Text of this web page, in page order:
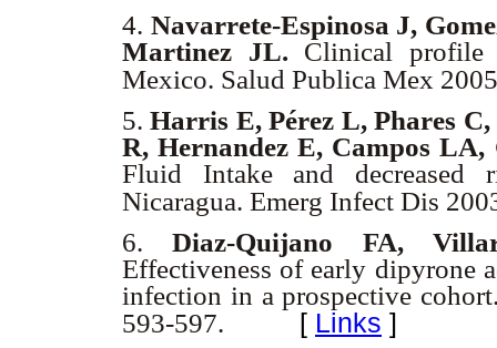
4. Navarrete-Espinosa J,
Martinez JL. Clinical profile
Mexico. Salud Publica Mex
5.Harris E, Pérez L, Phares
R, Hernandez E, Campos
Fluid Intake and decreased
Nicaragua. Emerg Infect Dis
6.Diaz-Quijano FA,
Effectiveness of early dipyrone
infection in a prospective
593-597.
[ Links ]